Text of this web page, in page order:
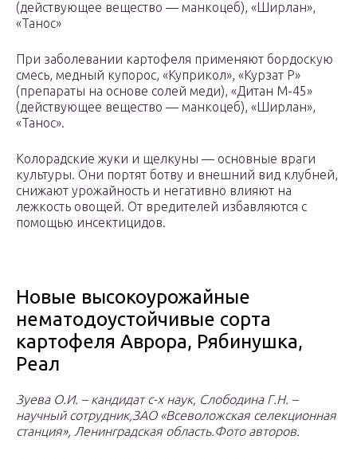
(действующее вещество — манкоцеб), «Ширлан»,
«Танос»
При заболевании картофеля применяют бордоскую
смесь, медный купорос, «Куприкол», «Курзат Р»
(препараты на основе солей меди), «Дитан М-45»
(действующее вещество — манкоцеб), «Ширлан»,
«Танос».
Колорадские жуки и щелкуны — основные враги
культуры. Они портят ботву и внешний вид клубней,
снижают урожайность и негативно влияют на
лежкость овощей. От вредителей избавляются с
помощью инсектицидов.
Новые высокоурожайные
нематодоустойчивые сорта
картофеля Аврора, Рябинушка,
Реал
Зуева О.И. – кандидат с-х наук, Слободина Г.Н. –
научный сотрудник,ЗАО «Всеволожская селекционная
станция», Ленинградская область.Фото авторов.